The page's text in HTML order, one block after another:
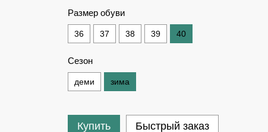
Размер обуви
36 37 38 39 40
Сезон
деми зима
Купить Быстрый заказ